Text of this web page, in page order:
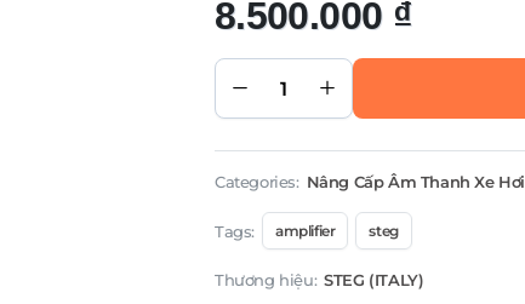
8.500.000 ₫
Amply 1
kênh
STEG
quantity
Categories: Nâng Cấp Âm Thanh Xe Hơi
Tags: amplifier steg
Thương hiệu: STEG (ITALY)